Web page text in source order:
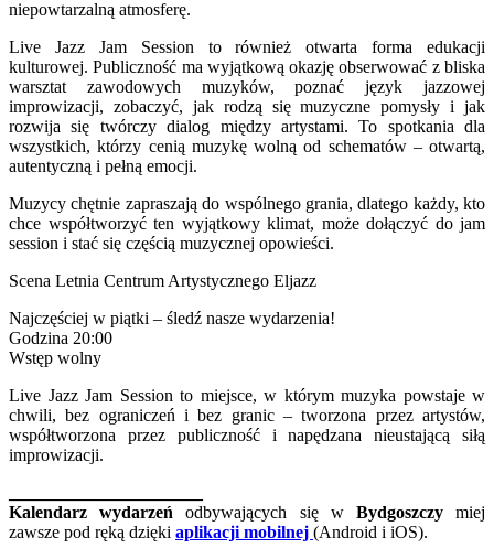
niepowtarzalną atmosferę.
Live Jazz Jam Session to również otwarta forma edukacji
kulturowej. Publiczność ma wyjątkową okazję obserwować z bliska
warsztat zawodowych muzyków, poznać język jazzowej
improwizacji, zobaczyć, jak rodzą się muzyczne pomysły i jak
rozwija się twórczy dialog między artystami. To spotkania dla
wszystkich, którzy cenią muzykę wolną od schematów – otwartą,
autentyczną i pełną emocji.
Muzycy chętnie zapraszają do wspólnego grania, dlatego każdy, kto
chce współtworzyć ten wyjątkowy klimat, może dołączyć do jam
session i stać się częścią muzycznej opowieści.
Scena Letnia Centrum Artystycznego Eljazz
Najczęściej w piątki – śledź nasze wydarzenia!
Godzina 20:00
Wstęp wolny
Live Jazz Jam Session to miejsce, w którym muzyka powstaje w
chwili, bez ograniczeń i bez granic – tworzona przez artystów,
współtworzona przez publiczność i napędzana nieustającą siłą
improwizacji.
Kalendarz wydarzeńodbywających się w Bydgoszczymiej
zawsze pod ręką dzięki aplikacji mobilnej (Android i iOS).